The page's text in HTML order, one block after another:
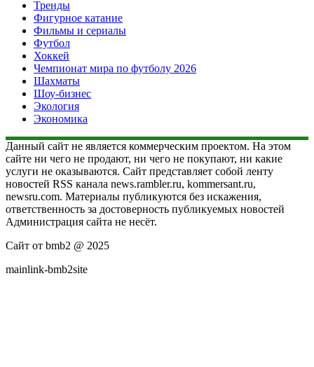
Тренды
Фигурное катание
Фильмы и сериалы
Футбол
Хоккей
Чемпионат мира по футболу 2026
Шахматы
Шоу-бизнес
Экология
Экономика
Данный сайт не является коммерческим проектом. На этом
сайте ни чего не продают, ни чего не покупают, ни какие
услуги не оказываются. Сайт представляет собой ленту
новостей RSS канала news.rambler.ru, kommersant.ru,
newsru.com. Материалы публикуются без искажения,
ответственность за достоверность публикуемых новостей
Администрация сайта не несёт.
Сайт от bmb2 @ 2025
mainlink-bmb2site